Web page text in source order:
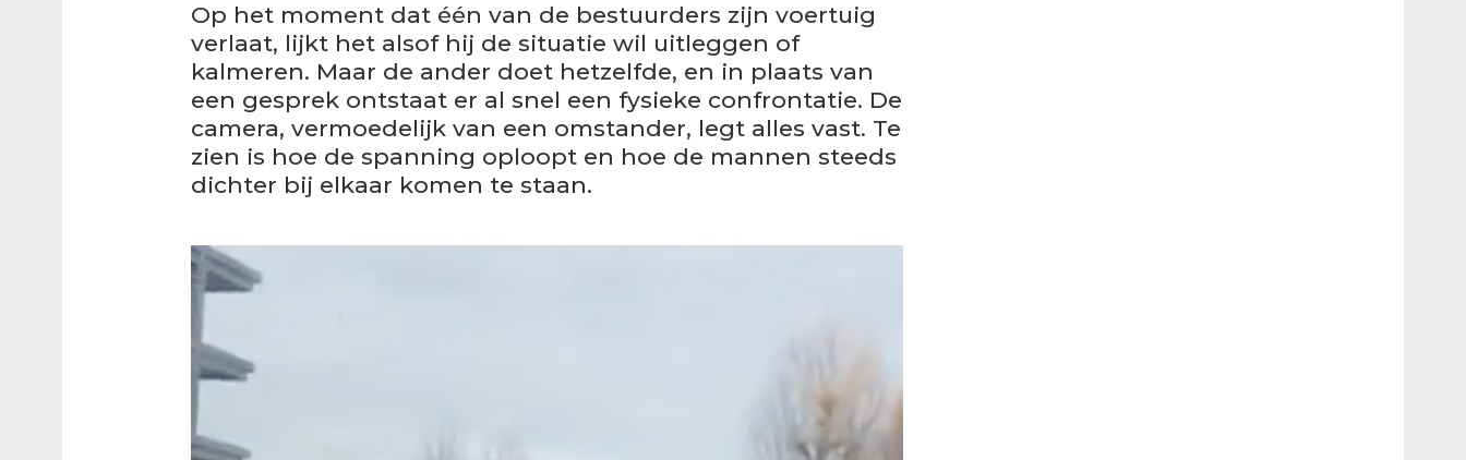
Op het moment dat één van de bestuurders zijn voertuig
verlaat, lijkt het alsof hij de situatie wil uitleggen of
kalmeren. Maar de ander doet hetzelfde, en in plaats van
een gesprek ontstaat er al snel een fysieke confrontatie. De
camera, vermoedelijk van een omstander, legt alles vast. Te
zien is hoe de spanning oploopt en hoe de mannen steeds
dichter bij elkaar komen te staan.